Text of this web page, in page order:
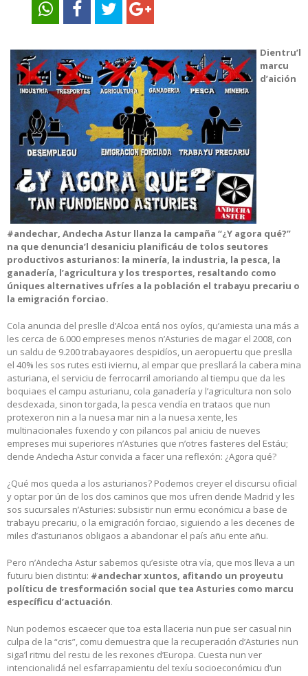
Dientru’l
marcu
d’aición
#andechar, Andecha Astur llanza la campaña “¿Y agora qué?”
na que denuncia’l desaniciu planificáu de tolos seutores
productivos asturianos: la minería, la industria, la pesca, la
ganadería, l’agricultura y los tresportes, resaltando como
úniques alternatives ufríes a la población el trabayu precariu o
la emigración forciao.
Cola anuncia del preslle d’Alcoa entá nos oyíos, qu’amiesta una más a
les cerca de 6.000 empreses menos n’Asturies de magar el 2008, con
un saldu de 9.200 trabayaores despidíos, un aeropuertu que preslla
el 40% les sos rutes esti iviernu, al empar que presllará la cabera mina
asturiana, el serviciu de ferrocarril amoriando al tiempu que da les
boquiaes el campu asturianu, cola ganadería y l’agricultura non solo
desdexada, sinon torgada, la pesca vendía en trataos que nun
protexeron nin a la nuesa mar nin a la nuesa xente, les
multinacionales fuxendo y con pilancos pal aniciu de nueves
empreses mui superiores n’Asturies que n’otres fasteres del Estáu;
dende Andecha Astur convida a facer una reflexón: ¿Agora qué?
¿Qué mos queda a los asturianos? Podemos creyer el discursu oficial
y optar por ún de los dos caminos que mos ufren dende Madrid y les
sos sucursales n’Asturies: subsistir nun ermu económicu a base de
trabayu precariu, o la emigración forciao, siguiendo a les decenes de
miles d’asturianos obligaos a abandonar el país añu ente añu.
Pero n’Andecha Astur sabemos qu’esiste otra vía, que mos lleva a un
futuru bien distintu: #andechar xuntos, afitando un proyeutu
políticu de tresformación social que tea Asturies como marcu
específicu d’actuación.
Nun podemos escaecer que toa esta llaceria nun pue ser casual nin
culpa de la “cris”, comu demuestra que la recuperación d’Asturies nun
siga’l ritmu del restu de les rexones d’Europa. Cuesta nun ver
intencionalidá nel esfarrapamientu del texíu socioeconómicu d’un